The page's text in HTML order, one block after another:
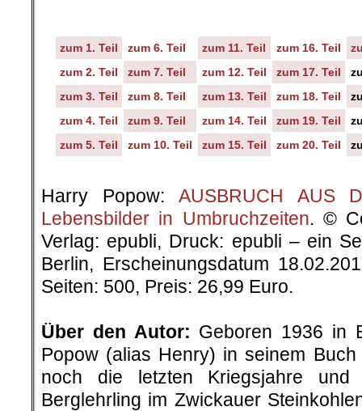
zum 1. Teil zum 6. Teil zum 11. Teil zum 16. Teil
zum 2. Teil
zum 7. Teil zum 12. Teil zum 17. Teil
zum 3. Teil
zum 8. Teil zum 13. Teil zum 18. Teil
zum 4. Teil
zum 9. Teil zum 14. Teil zum 19. Teil
zum 5. Teil
zum 10. Teil zum 15. Teil zum 20. Teil
Harry Popow: AUSBRUCH AUS
Lebensbilder in Umbruchzeiten. ©
Verlag: epubli, Druck: epubli – ein
Berlin, Erscheinungsdatum
Seiten: 500, Preis: 26,99 Euro.
Über den Autor: Geboren 1936 in
Popow (alias Henry) in seinem Buch
noch die letzten Kriegsjahre
Berglehrling im Zwickauer